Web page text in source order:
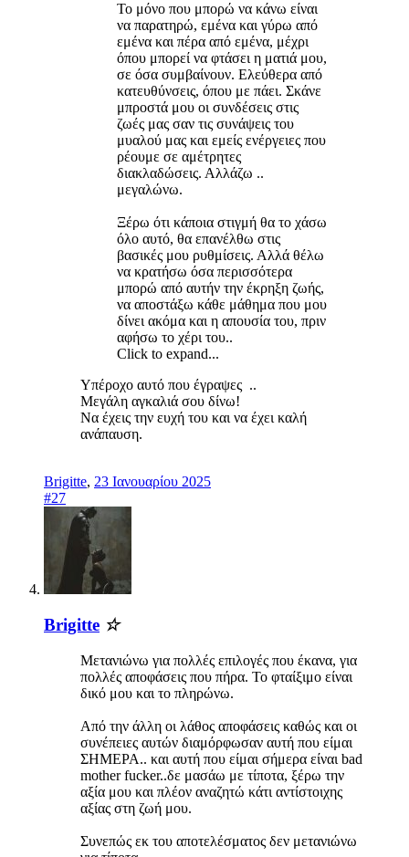
Το μόνο που μπορώ να κάνω είναι
να παρατηρώ, εμένα και γύρω από
εμένα και πέρα από εμένα, μέχρι
όπου μπορεί να φτάσει η ματιά μου,
σε όσα συμβαίνουν. Ελεύθερα από
κατευθύνσεις, όπου με πάει. Σκάνε
μπροστά μου οι συνδέσεις στις
ζωές μας σαν τις συνάψεις του
μυαλού μας και εμείς ενέργειες που
ρέουμε σε αμέτρητες
διακλαδώσεις. Αλλάζω ..
μεγαλώνω.
Ξέρω ότι κάποια στιγμή θα το χάσω
όλο αυτό, θα επανέλθω στις
βασικές μου ρυθμίσεις. Αλλά θέλω
να κρατήσω όσα περισσότερα
μπορώ από αυτήν την έκρηξη ζωής,
να αποστάξω κάθε μάθημα που μου
δίνει ακόμα και η απουσία του, πριν
αφήσω το χέρι του..
Click to expand...
Υπέροχο αυτό που έγραψες ..
Μεγάλη αγκαλιά σου δίνω!
Να έχεις την ευχή του και να έχει καλή
ανάπαυση.
Brigitte, 23 Ιανουαρίου 2025
#27
Brigitte ☆
Μετανιώνω για πολλές επιλογές που έκανα, για
πολλές αποφάσεις που πήρα. Το φταίξιμο είναι
δικό μου και το πληρώνω.
Από την άλλη οι λάθος αποφάσεις καθώς και οι
συνέπειες αυτών διαμόρφωσαν αυτή που είμαι
ΣΗΜΕΡΑ.. και αυτή που είμαι σήμερα είναι bad
mother fucker..δε μασάω με τίποτα, ξέρω την
αξία μου και πλέον αναζητώ κάτι αντίστοιχης
αξίας στη ζωή μου.
Συνεπώς εκ του αποτελέσματος δεν μετανιώνω